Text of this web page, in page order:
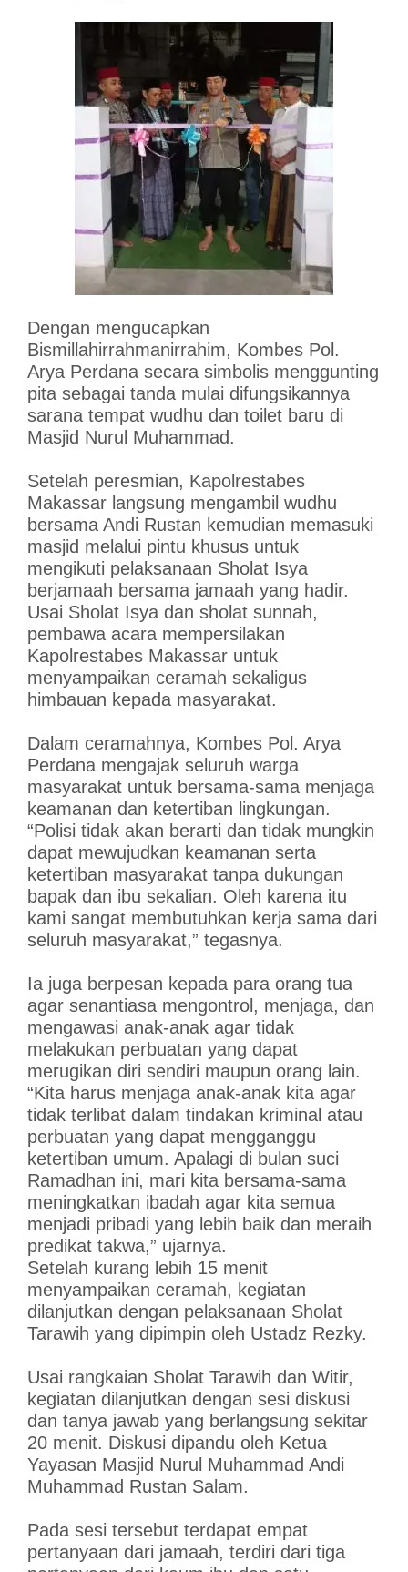
Dengan mengucapkan
Bismillahirrahmanirrahim, Kombes Pol.
Arya Perdana secara simbolis menggunting
pita sebagai tanda mulai difungsikannya
sarana tempat wudhu dan toilet baru di
Masjid Nurul Muhammad.
Setelah peresmian, Kapolrestabes
Makassar langsung mengambil wudhu
bersama Andi Rustan kemudian memasuki
masjid melalui pintu khusus untuk
mengikuti pelaksanaan Sholat Isya
berjamaah bersama jamaah yang hadir.
Usai Sholat Isya dan sholat sunnah,
pembawa acara mempersilakan
Kapolrestabes Makassar untuk
menyampaikan ceramah sekaligus
himbauan kepada masyarakat.
Dalam ceramahnya, Kombes Pol. Arya
Perdana mengajak seluruh warga
masyarakat untuk bersama-sama menjaga
keamanan dan ketertiban lingkungan.
“Polisi tidak akan berarti dan tidak mungkin
dapat mewujudkan keamanan serta
ketertiban masyarakat tanpa dukungan
bapak dan ibu sekalian. Oleh karena itu
kami sangat membutuhkan kerja sama dari
seluruh masyarakat,” tegasnya.
Ia juga berpesan kepada para orang tua
agar senantiasa mengontrol, menjaga, dan
mengawasi anak-anak agar tidak
melakukan perbuatan yang dapat
merugikan diri sendiri maupun orang lain.
“Kita harus menjaga anak-anak kita agar
tidak terlibat dalam tindakan kriminal atau
perbuatan yang dapat mengganggu
ketertiban umum. Apalagi di bulan suci
Ramadhan ini, mari kita bersama-sama
meningkatkan ibadah agar kita semua
menjadi pribadi yang lebih baik dan meraih
predikat takwa,” ujarnya.
Setelah kurang lebih 15 menit
menyampaikan ceramah, kegiatan
dilanjutkan dengan pelaksanaan Sholat
Tarawih yang dipimpin oleh Ustadz Rezky.
Usai rangkaian Sholat Tarawih dan Witir,
kegiatan dilanjutkan dengan sesi diskusi
dan tanya jawab yang berlangsung sekitar
20 menit. Diskusi dipandu oleh Ketua
Yayasan Masjid Nurul Muhammad Andi
Muhammad Rustan Salam.
Pada sesi tersebut terdapat empat
pertanyaan dari jamaah, terdiri dari tiga